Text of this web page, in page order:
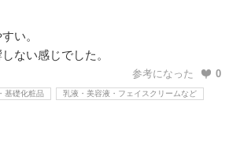
い。
ない感じでした。
参考になった 0
基礎化粧品 乳液・美容液・フェイスクリームなど